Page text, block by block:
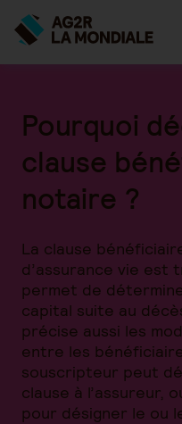
Pourquoi
clause
notaire ?
La clause
d’assurance vie est
permet de
capital suite au
précise aussi les
entre les
souscripteur peut
clause à l’assureur,
pour désigner le ou